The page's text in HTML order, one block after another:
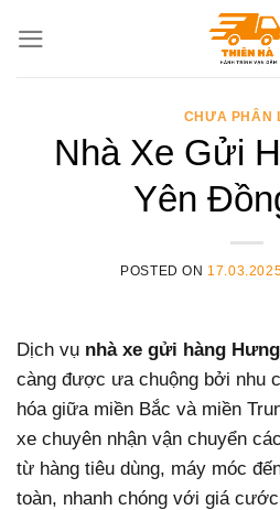
CHƯA PHÂN
Nhà Xe Gửi
Yên
POSTED ON
Dịch vụ nhà xe gửi hàng
càng được ưa chuộng bởi nhu
hóa giữa miền Bắc và miền
xe chuyên nhận vận chuyển
từ hàng tiêu dùng, máy móc
toàn, nhanh chóng với giá